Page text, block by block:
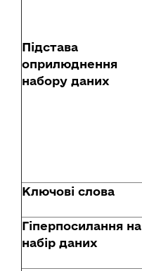
Підстава
оприлюднення
набору даних
Ключові слова
Гіперпосилання на
набір даних